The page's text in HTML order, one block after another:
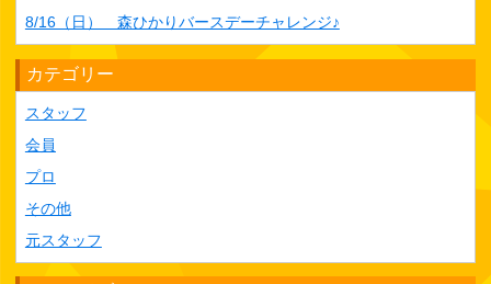
8/16（日） 森ひかりバースデーチャレンジ♪
カテゴリー
スタッフ
会員
プロ
その他
元スタッフ